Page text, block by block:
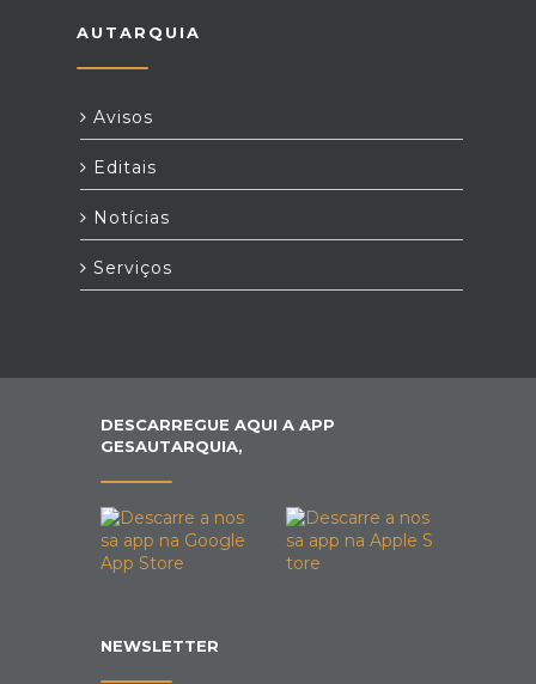
AUTARQUIA
Avisos
Editais
Notícias
Serviços
DESCARREGUE AQUI A APP
GESAUTARQUIA,
NEWSLETTER